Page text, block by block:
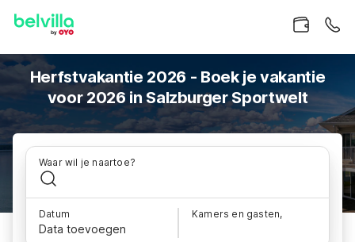
Herfstvakantie 2026 - Boek je vakantie
voor 2026 in Salzburger Sportwelt
Waar wil je naartoe?
Datum
Data toevoegen
Kamers en gasten,